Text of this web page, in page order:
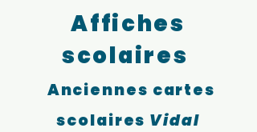
Affiches
scolaires
Anciennes cartes
scolaires Vidal